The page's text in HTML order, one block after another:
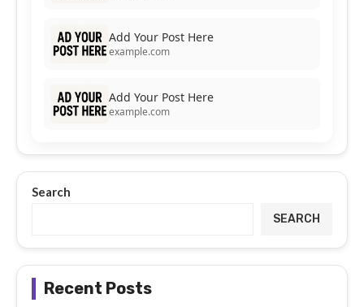
Add Your Post Here
example.com
Add Your Post Here
example.com
Search
SEARCH
Recent Posts